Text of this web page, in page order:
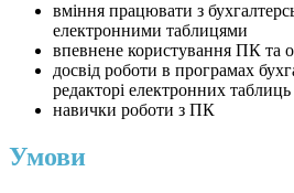
вміння працювати з
електронними таблицями
впевнене користування ПК та
досвід роботи в програмах
редакторі електронних таблиць
навички роботи з ПК
Умови